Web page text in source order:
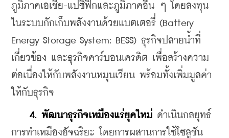
ภูมิภาคเอเชีย-แปซิฟิกและภูมิภาคอื่น ๆ โดยลงทุน
ในระบบกักเก็บพลังงานด้วยแบตเตอรี่ (Battery
Energy Storage System: BESS) ธุรกิจปลายน้ำที่
เกี่ยวข้อง และธุรกิจคาร์บอนเครดิต เพื่อสร้างความ
ต่อเนื่องให้กับพลังงานหมุนเวียน พร้อมทั้งเพิ่มมูลค่า
ให้กับธุรกิจ
4. พัฒนาธุรกิจเหมืองแร่ยุคใหม่ ดำเนินกลยุทธ์
การทำเหมืองอัจฉริยะ โดยการผสานการใช้โซลูชัน